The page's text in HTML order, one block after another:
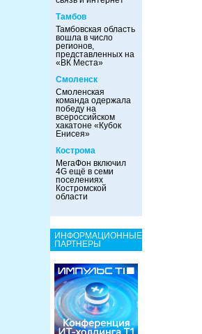
Тамбов
Тамбовская область
вошла в число
регионов,
представленных на
«ВК Места»
Смоленск
Смоленская
команда одержала
победу на
всероссийском
хакатоне «Кубок
Енисея»
Кострома
МегаФон включил
4G ещё в семи
поселениях
Костромской
области
ИНФОРМАЦИОННЫЕ
ПАРТНЕРЫ